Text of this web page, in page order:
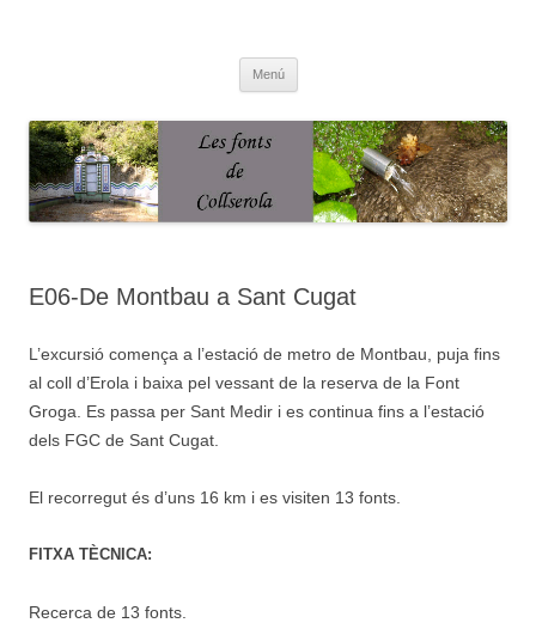
Menú
E06-De Montbau a Sant Cugat
L’excursió comença a l’estació de metro de Montbau, puja fins
al coll d’Erola i baixa pel vessant de la reserva de la Font
Groga. Es passa per Sant Medir i es continua fins a l’estació
dels FGC de Sant Cugat.
El recorregut és d’uns 16 km i es visiten 13 fonts.
FITXA TÈCNICA:
Recerca de 13 fonts.